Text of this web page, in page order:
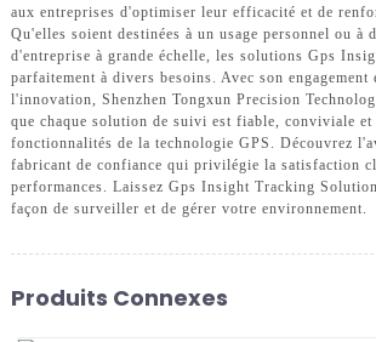
aux entreprises d'optimiser leur efficacité et de
Qu'elles soient destinées à un usage personnel ou à
d'entreprise à grande échelle, les solutions Gps
parfaitement à divers besoins. Avec son engagement
l'innovation, Shenzhen Tongxun Precision
que chaque solution de suivi est fiable, conviviale et
fonctionnalités de la technologie GPS. Découvrez
fabricant de confiance qui privilégie la satisfaction
performances. Laissez Gps Insight Tracking
façon de surveiller et de gérer votre environnement.
Produits Connexes